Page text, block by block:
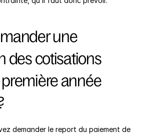
une
des cotisations
première année
demander le report du paiement de